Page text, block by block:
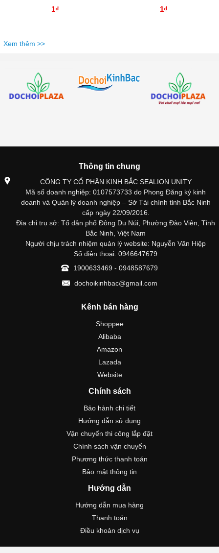
1₫ 1₫
Xem thêm >>
Thông tin chung
CÔNG TY CỔ PHẦN KINH BẮC SEALION UNITY
Mã số doanh nghiệp: 0107573733 do Phong Đăng ký kinh
doanh và Quản lý doanh nghiệp – Sở Tài chính tỉnh Bắc Ninh
cấp ngày 22/09/2016.
Địa chỉ trụ sở: Tổ dân phố Đông Du Núi, Phường Đào Viên, Tỉnh
Bắc Ninh, Việt Nam
Người chịu trách nhiệm quản lý website: Nguyễn Văn Hiệp
Số điện thoại: 0946647679
1900633469 - 0948587679
dochoikinhbac@gmail.com
Kênh bán hàng
Shoppee
Alibaba
Amazon
Lazada
Website
Chính sách
Bảo hành chi tiết
Hướng dẫn sử dụng
Vận chuyển thi công lắp đặt
Chính sách vận chuyển
Phương thức thanh toán
Bảo mật thông tin
Hướng dẫn
Hướng dẫn mua hàng
Thanh toán
Điều khoản dịch vụ